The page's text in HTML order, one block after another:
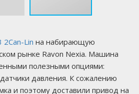
2Can-Lin на набирающую
рынке Ravon Nexia. Машина
полезными опциями:
давления. К сожалению
и поэтому доставили привод на